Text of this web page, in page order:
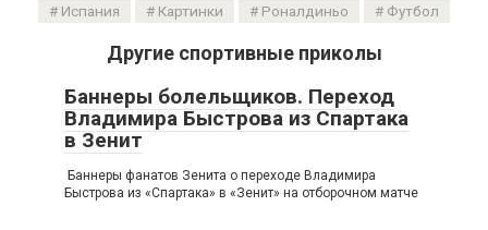
Испания Картинки Роналдиньо Футбол
Другие спортивные приколы
Баннеры болельщиков. Переход
Владимира Быстрова из Спартака
в Зенит
Баннеры фанатов Зенита о переходе Владимира
Быстрова из «Спартака» в «Зенит» на отборочном матче